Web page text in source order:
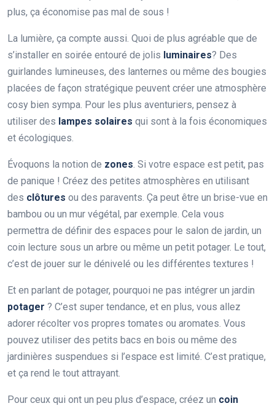
plus, ça économise pas mal de sous !
La lumière, ça compte aussi. Quoi de plus agréable que de
s’installer en soirée entouré de jolis luminaires? Des
guirlandes lumineuses, des lanternes ou même des bougies
placées de façon stratégique peuvent créer une atmosphère
cosy bien sympa. Pour les plus aventuriers, pensez à
utiliser des lampes solaires qui sont à la fois économiques
et écologiques.
Évoquons la notion de zones. Si votre espace est petit, pas
de panique ! Créez des petites atmosphères en utilisant
des clôtures ou des paravents. Ça peut être un brise-vue en
bambou ou un mur végétal, par exemple. Cela vous
permettra de définir des espaces pour le salon de jardin, un
coin lecture sous un arbre ou même un petit potager. Le tout,
c’est de jouer sur le dénivelé ou les différentes textures !
Et en parlant de potager, pourquoi ne pas intégrer un jardin
potager ? C’est super tendance, et en plus, vous allez
adorer récolter vos propres tomates ou aromates. Vous
pouvez utiliser des petits bacs en bois ou même des
jardinières suspendues si l’espace est limité. C’est pratique,
et ça rend le tout attrayant.
Pour ceux qui ont un peu plus d’espace, créez un coin